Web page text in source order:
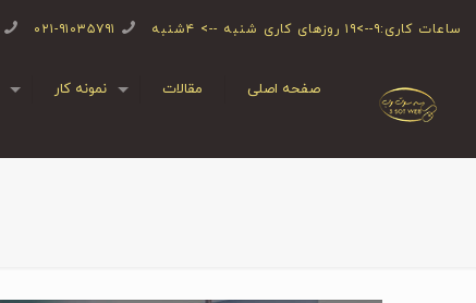
ساعات کاری:۹-->۱۹ روزهای کاری شنبه --> ۴شنبه ۰۲۱-۹۱۰۳۵۷۹۱
صفحه اصلی مقالات نمونه کار